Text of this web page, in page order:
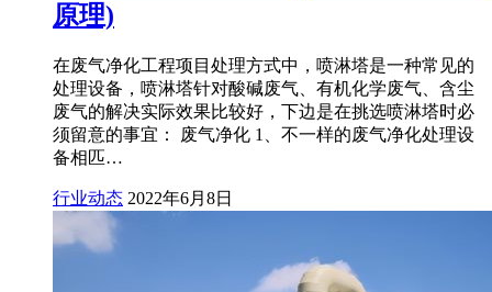
原理)
在废气净化工程项目处理方式中，喷淋塔是一种常见的
处理设备，喷淋塔针对酸碱废气、有机化学废气、含尘
废气的解决实际效果比较好，下边是在挑选喷淋塔时必
须留意的事宜： 废气净化 1、不一样的废气净化处理设
备相匹…
行业动态 2022年6月8日